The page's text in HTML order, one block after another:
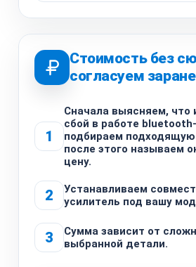
Стоимость без
согласуем
1
Сначала выясняем, что
сбой в работе
подбираем
после этого называем
цену.
2
Устанавливаем
усилитель под вашу
3
Сумма зависит от
выбранной детали.